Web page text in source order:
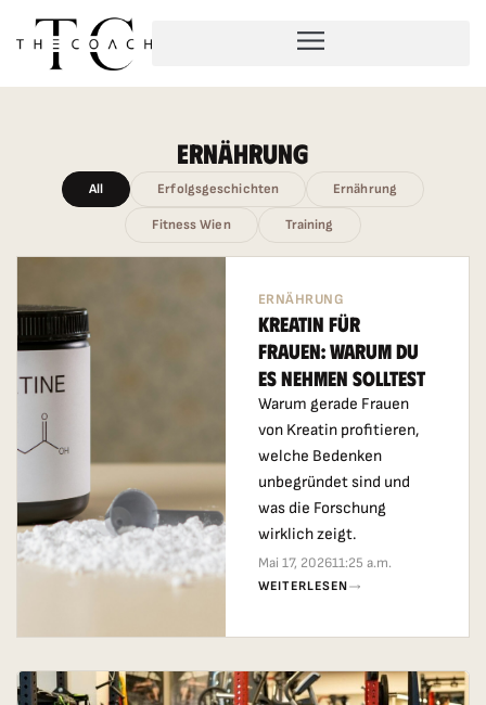
Ernährung
Erfolgsgeschichten Ernährung
Fitness Wien Training
All
ERNÄHRUNG
Kreatin Für
Frauen: Warum Du
Es Nehmen Solltest
Warum gerade Frauen
von Kreatin profitieren,
welche Bedenken
unbegründet sind und
was die Forschung
wirklich zeigt.
Mai 17, 202611:25 a.m.
WEITERLESEN